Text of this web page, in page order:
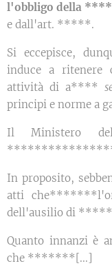
l'obbligo della ****
e dall'art. *****.
Si eccepisce,
induce a ritenere
attività di a****
principi e norme a
Il Ministero
In proposito,
atti
dell'ausilio di
Quanto innanzi è
che *******[...]